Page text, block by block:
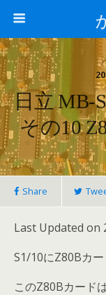
日立 MB-
その10
Share
Last Updated on
S1/10にZ80Bカー
このZ80Bカード